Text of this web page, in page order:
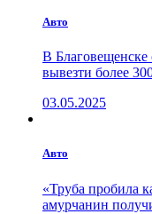
Авто
В
вывезти более
03.05.2025
Авто
«Труба пробила
амурчанин